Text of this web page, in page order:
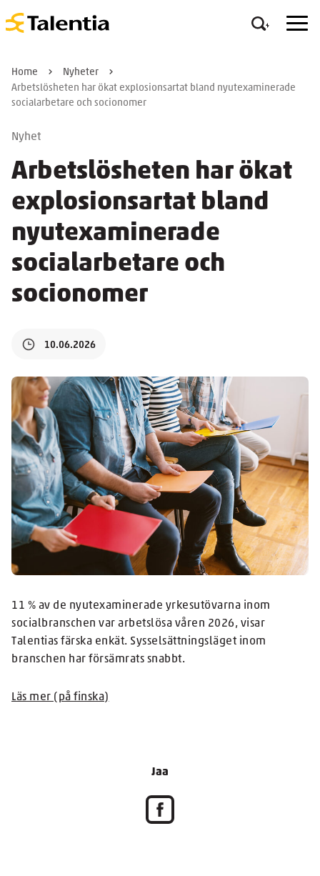
Home
Nyheter
Arbetslösheten har ökat explosionsartat bland nyutexaminerade
socialarbetare och socionomer
Nyhet
Arbetslösheten har ökat
explosionsartat bland
nyutexaminerade
socialarbetare och
socionomer
10.06.2026
11 % av de nyutexaminerade yrkesutövarna inom
socialbranschen var arbetslösa våren 2026, visar
Talentias färska enkät. Sysselsättningsläget inom
branschen har försämrats snabbt.
Läs mer (på finska)
Jaa